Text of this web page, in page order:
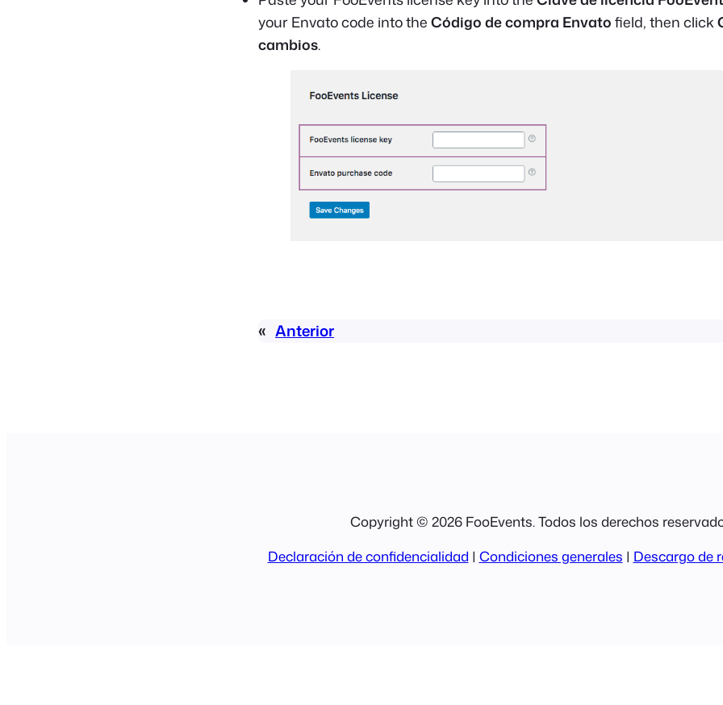
your Envato code into the Código de compra Envato field, then click
cambios.
« Anterior
Copyright © 2026 FooEvents. Todos los derechos
Declaración de confidencialidad | Condiciones generales | Descargo de